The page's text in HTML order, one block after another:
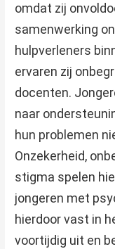
omdat zij
samenwerking
hulpverleners
ervaren zij
docenten.
naar
hun problemen
Onzekerheid,
stigma spelen
jongeren met
hierdoor vast in
voortijdig uit en